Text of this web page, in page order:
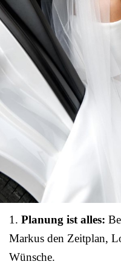
1. Planung ist alles:
Markus den Zeitplan,
Wünsche.